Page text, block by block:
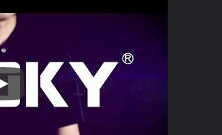
SlokySTEP, Smart Torque Everywhere